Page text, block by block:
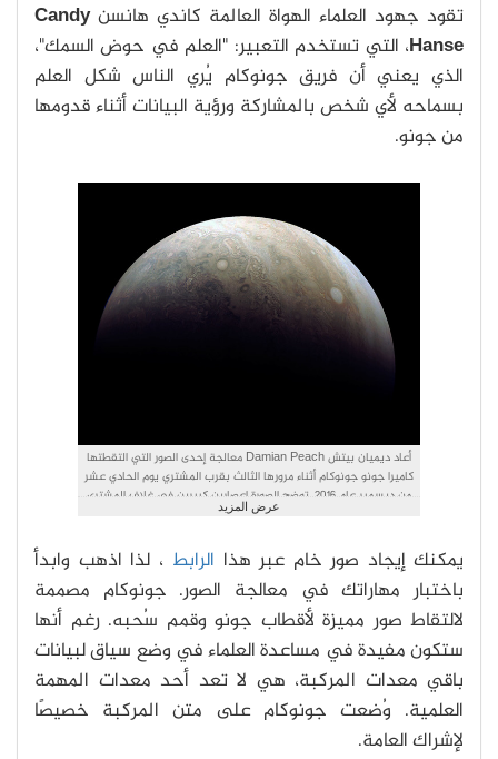
تقود جهود العلماء الهواة العالمة كاندي هانسنCandy
Hanse، التي تستخدم التعبير: "العلم في حوض السمك"،
الذي يعني أن فريق جونوكام يُري الناس شكل العلم
بسماحه لأي شخص بالمشاركة ورؤية البيانات أثناء قدومها
من جونو.
أعاد ديميان بيتش Damian Peach معالجة إحدى الصور التي التقطتها
كاميرا جونو جونوكام أثناء مرورها الثالث بقرب المشتري يوم الحادي عشر
من ديسمبر عام 2016. توضح الصورة إعصارين كبيرين في غلاف المشتري
عرض المزيد
يمكنك إيجاد صور خام عبر هذا الرابط ، لذا اذهب وابدأ
باختبار مهاراتك في معالجة الصور. جونوكام مصممة
لالتقاط صور مميزة لأقطاب جونو وقمم سُحبه. رغم أنها
ستكون مفيدة في مساعدة العلماء في وضع سياق لبيانات
باقي معدات المركبة، هي لا تعد أحد معدات المهمة
العلمية. وُضعت جونوكام على متن المركبة خصيصًا
لإشراك العامة.